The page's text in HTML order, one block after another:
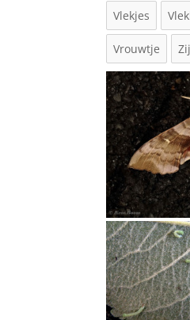
Vlekjes
Vrouwtje